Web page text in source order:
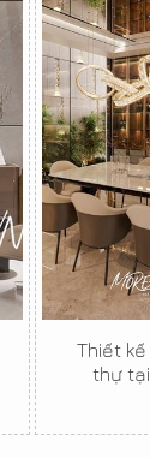
Thiết
thự